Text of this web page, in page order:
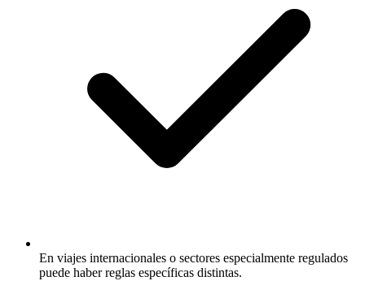
En viajes internacionales o sectores especialmente regulados
puede haber reglas específicas distintas.